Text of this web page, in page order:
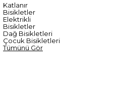
Katlanır
Bisikletler
Elektrikli
Bisikletler
Dağ Bisikletleri
Çocuk Bisikletleri
Tümünü Gör